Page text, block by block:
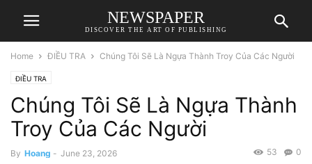
NEWSPAPER
DISCOVER THE ART OF PUBLISHING
Home ĐIỀU TRA Chúng Tôi Sẽ Là Ngựa Thành Troy Của Các Người
ĐIỀU TRA
Chúng Tôi Sẽ Là Ngựa Thành
Troy Của Các Người
By Hoang - June 23, 2026 0
53